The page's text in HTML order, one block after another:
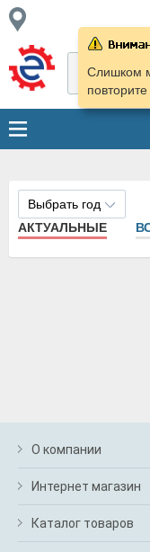
Слишком
повторите
Выбрать год
АКТУАЛЬНЫЕ
О компании
Интернет магазин
Каталог товаров